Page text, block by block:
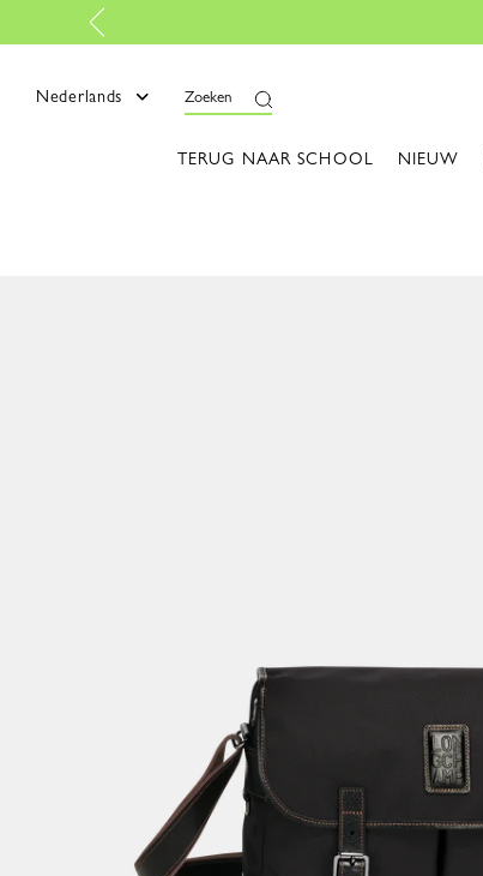
Nederlands Zoeken
TERUG NAAR SCHOOL NIEUW